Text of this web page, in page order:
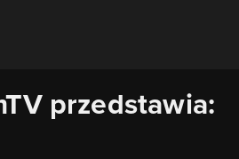
przedstawia: